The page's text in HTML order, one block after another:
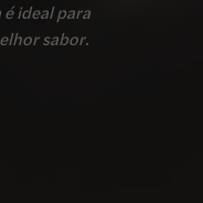
ideal para
sabor.